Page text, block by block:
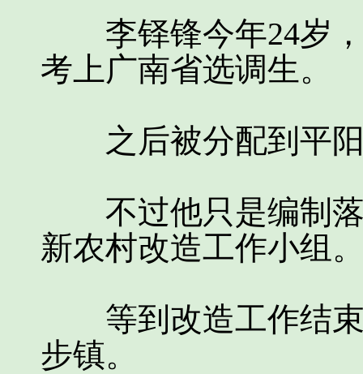
李铎锋今年24岁，
考上广南省选调生。
之后被分配到平阳
不过他只是编制落
新农村改造工作小组
等到改造工作结束
步镇。